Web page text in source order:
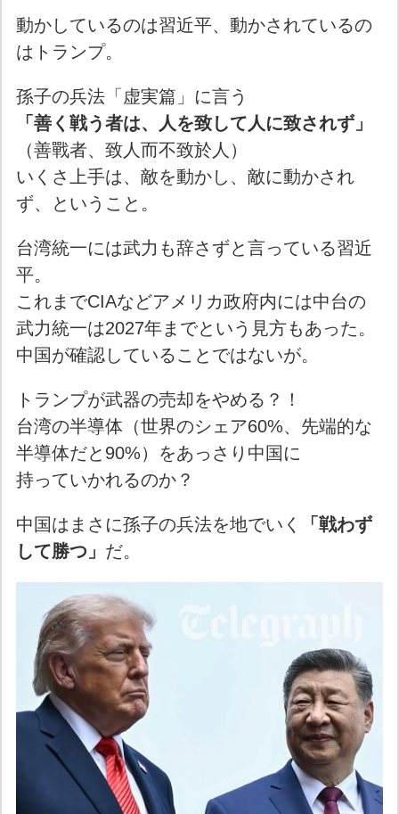
動かしているのは習近平、動かされているの
はトランプ。
孫子の兵法「虚実篇」に言う
「善く戦う者は、人を致して人に致されず 」
（善戰者、致人而不致於人）
いくさ上手は、敵を動かし、敵に動かされ
ず、ということ。
台湾統一には武力も辞さずと言っている習近
平。
これまでCIAなどアメリカ政府内には中台の
武力統一は2027年までという見方もあった。
中国が確認していることではないが。
トランプが武器の売却をやめる？！
台湾の半導体（世界のシェア60%、先端的な
半導体だと90%）をあっさり中国に
持っていかれるのか？
中国はまさに孫子の兵法を地でいく
「戦わず
して勝つ」 だ。